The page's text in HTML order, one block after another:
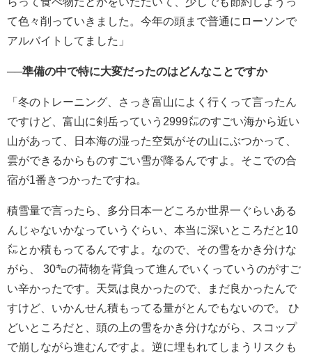
て色々削っていきました。 今年の頭まで普通にローソンで
アルバイトしてました」
──準備の中で特に大変だったのはどんなことですか
「冬のトレーニング、さっき富山によく行くって言ったん
ですけど、富山に剣岳っていう2999㍍のすごい海から近い
山があって、日本海の湿った空気がその山にぶつかって、
雲ができるからものすごい雪が降るんですよ。そこでの合
宿が1番きつかったですね。
積雪量で言ったら、多分日本一どころか世界一ぐらいある
んじゃないかなっていうぐらい、本当に深いところだと10
㍍とか積もってるんですよ。なので、その雪をかき分けな
がら、 30㌔の荷物を背負って進んでいくっていうのがすご
い辛かったです。天気は良かったので、まだ良かったんで
すけど、いかんせん積もってる量がとんでもないので。 ひ
どいところだと、頭の上の雪をかき分けながら、スコップ
で崩しながら進むんですよ。逆に埋もれてしまうリスクも